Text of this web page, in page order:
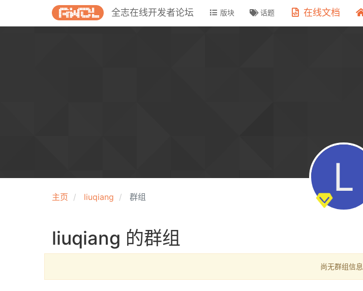
全志在线开发者论坛 版块 话题 在线文档
主页 liuqiang 群组 L
liuqiang 的群组
尚无群组信息